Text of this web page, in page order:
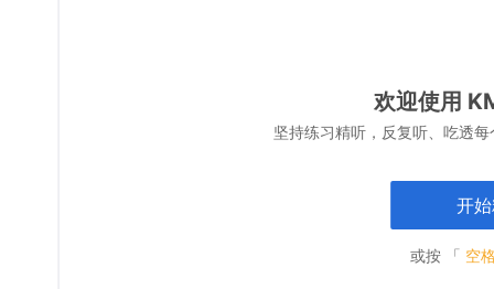
欢迎使用
坚持练习精听，反复听、吃透
开
或按 「 空